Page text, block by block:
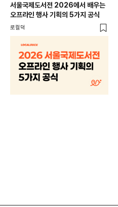
서울국제도서전 2026에서 배우는
오프라인 행사 기획의 5가지 공식
로컬덕